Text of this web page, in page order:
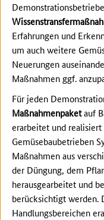
Erfahrungen und
um auch weitere
Neuerungen
Maßnahmen ggf.
Für jeden
Maßnahmenpaketauf
erarbeitet und
Gemüsebaubetrieben
Maßnahmen aus
der Düngung, dem
herausgearbeitet und
berücksichtigt werden.
Handlungsbereichen